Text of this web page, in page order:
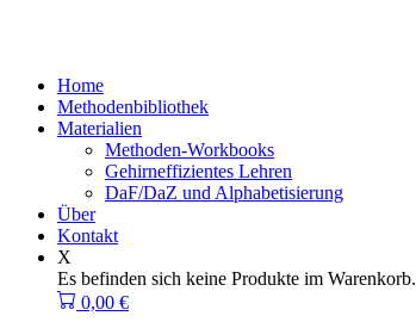
Home
Methodenbibliothek
Materialien
Methoden-Workbooks
Gehirneffizientes Lehren
DaF/DaZ und Alphabetisierung
Über
Kontakt
X
Es befinden sich keine Produkte im Warenkorb.
0,00 €